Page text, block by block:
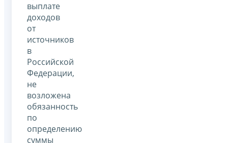
выплате
доходов
от
источников
в
Российской
Федерации,
не
возложена
обязанность
по
определению
суммы